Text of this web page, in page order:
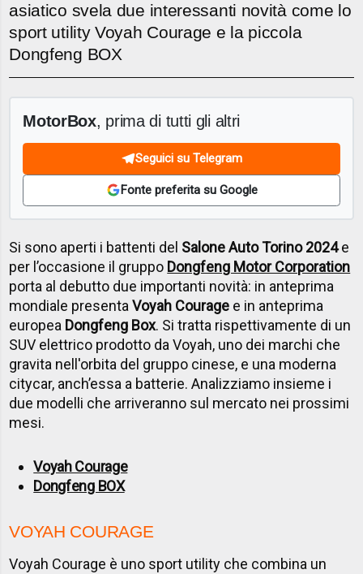
asiatico svela due interessanti novità come lo
sport utility Voyah Courage e la piccola
Dongfeng BOX
MotorBox, prima di tutti gli altri
Seguici su Telegram
Fonte preferita su Google
Si sono aperti i battenti del Salone Auto Torino 2024e
per l’occasione il gruppo Dongfeng Motor Corporation
porta al debutto due importanti novità: in anteprima
mondiale presentaVoyah Courage e in anteprima
europea Dongfeng Box. Si tratta rispettivamente di un
SUV elettrico prodotto da Voyah, uno dei marchi che
gravita nell'orbita del gruppo cinese, e una moderna
citycar, anch’essa a batterie. Analizziamo insieme i
due modelli che arriveranno sul mercato nei prossimi
mesi.
Voyah Courage
Dongfeng BOX
VOYAH COURAGE
Voyah Courage è uno sport utility che combina un